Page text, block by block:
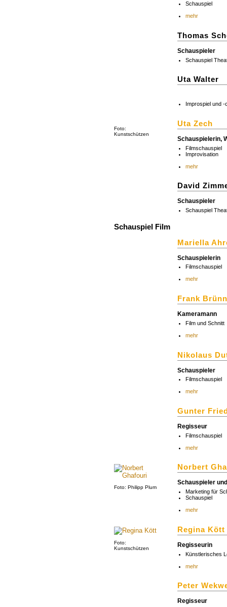
Schauspiel
mehr
Thomas
Schauspieler
Schauspiel
Uta Walter
Improspiel und -
Foto:
Kunstschützen
Uta Zech
Schauspielerin,
Filmschauspiel
Improvisation
mehr
David
Schauspieler
Schauspiel
Schauspiel Film
Mariella
Schauspielerin
Filmschauspiel
mehr
Frank
Kameramann
Film und Schnitt
mehr
Nikolaus
Schauspieler
Filmschauspiel
mehr
Gunter
Regisseur
Filmschauspiel
mehr
Foto: Philipp Plum
Norbert
Schauspieler
Marketing für
Schauspiel
mehr
Foto:
Kunstschützen
Regina Kött
Regisseurin
Künstlerisches
mehr
Peter
Regisseur